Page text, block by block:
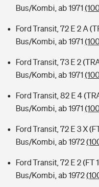
Bus/Kombi, ab 1971
Ford Transit, 72 E 2 A
Bus/Kombi, ab 1971
Ford Transit, 73 E 2
Bus/Kombi, ab 1971
Ford Transit, 82 E 4
Bus/Kombi, ab 1971
Ford Transit, 72 E 3 X
Bus/Kombi, ab 1972
Ford Transit, 72 E 2 (FT
Bus/Kombi, ab 1972